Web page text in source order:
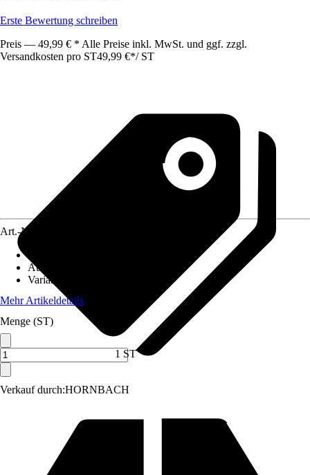
Erste Bewertung schreiben
Preis — 49,99 € * Alle Preise inkl. MwSt. und ggf. zzgl.
Versandkosten pro ST49,99 €*/ ST
Verkauf durch:HORNBACH
Art.-Nr.
Ausführung
Variante
Mehr Artikeldetails
Menge (ST)
1 ST